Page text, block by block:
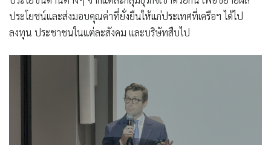
ประโยชน์และส่งมอบคุณค่าที่ยั่งยืนให้แก่ประเทศที่เครือฯ ได้ไป
ลงทุน ประชาชนในแต่ละสังคม และบริษัทสืบไป